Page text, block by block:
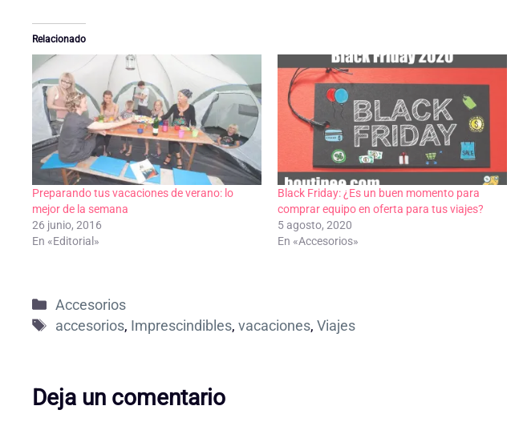
Relacionado
Preparando tus vacaciones de verano: lo
mejor de la semana
26 junio, 2016
En «Editorial»
Black Friday: ¿Es un buen momento para
comprar equipo en oferta para tus viajes?
5 agosto, 2020
En «Accesorios»
Categorías
Accesorios
Etiquetas
accesorios, Imprescindibles, vacaciones, Viajes
Deja un comentario